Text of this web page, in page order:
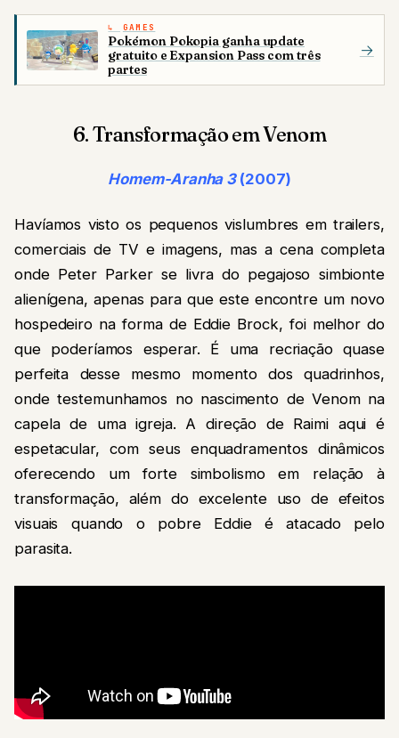
GAMES
Pokémon Pokopia ganha update
gratuito e Expansion Pass com três
partes
→
6. Transformação em Venom
Homem-Aranha 3(2007)
Havíamos visto os pequenos vislumbres em trailers,
comerciais de TV e imagens, mas a cena completa
onde Peter Parker se livra do pegajoso simbionte
alienígena, apenas para que este encontre um novo
hospedeiro na forma de Eddie Brock, foi melhor do
que poderíamos esperar. É uma recriação quase
perfeita desse mesmo momento dos quadrinhos,
onde testemunhamos no nascimento de Venom na
capela de uma igreja. A direção de Raimi aqui é
espetacular, com seus enquadramentos dinâmicos
oferecendo um forte simbolismo em relação à
transformação, além do excelente uso de efeitos
visuais quando o pobre Eddie é atacado pelo
parasita.